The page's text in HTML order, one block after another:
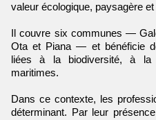
valeur écologique, paysagère
Il couvre six communes —
Ota et Piana — et bénéficie
liées à la biodiversité, à la
maritimes.
Dans ce contexte, les
déterminant. Par leur